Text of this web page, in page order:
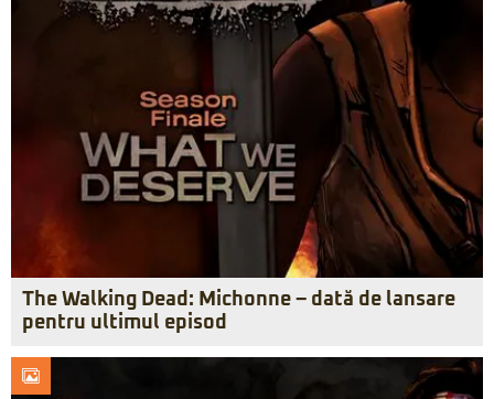
The Walking Dead: Michonne – dată de lansare
pentru ultimul episod